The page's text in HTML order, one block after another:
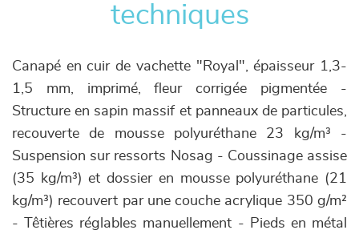
techniques
Canapé en cuir de vachette "Royal", épaisseur 1,3-
1,5 mm, imprimé, fleur corrigée pigmentée -
Structure en sapin massif et panneaux de particules,
recouverte de mousse polyuréthane 23 kg/m³ -
Suspension sur ressorts Nosag - Coussinage assise
(35 kg/m³) et dossier en mousse polyuréthane (21
kg/m³) recouvert par une couche acrylique 350 g/m²
- Têtières réglables manuellement - Pieds en métal